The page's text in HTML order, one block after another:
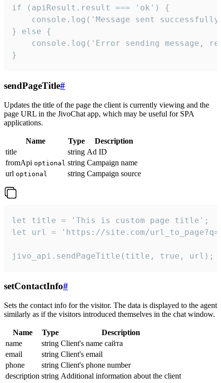
if (apiResult.result === 'ok') {
console.log('Message sent
} else {
console.log('Error sending message,
}
sendPageTitle#
Updates the title of the page the client is currently viewing and the
page URL in the JivoChat app, which may be useful for SPA
applications.
Name Type
Description
title
string Ad ID
fromApi optional string Campaign name
url optional string Campaign source
let title = 'This is custom page title';
let url = 'https://site.com/
jivo_api.sendPageTitle(title, true, url);
setContactInfo#
Sets the contact info for the visitor. The data is displayed to the agent
similarly as if the visitors introduced themselves in the chat window.
Name Type
Description
name
string Client's name сайта
email
string Client's email
phone
string Client's phone number
description string Additional information about the client